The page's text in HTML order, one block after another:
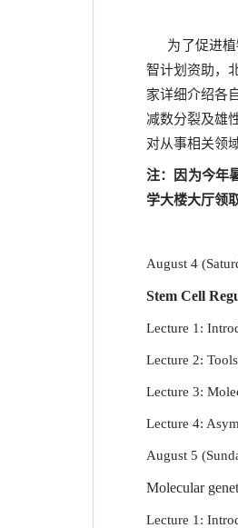
为了促进植
智计划资助，
家详细介绍各
减数分裂及雄
对从事相关领
注：因为今年
学大楼大厅领
August 4
Stem Cell
Lecture 1:
Lecture 2:
Lecture 3:
Lecture 4:
August 5
Molecular
Lecture 1: